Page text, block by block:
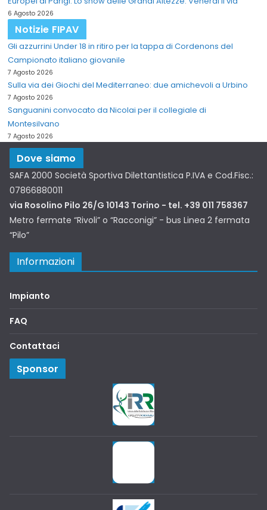
6 Agosto 2026
Notizie FIPAV
Gli azzurrini Under 18 in ritiro per la tappa di Cordenons del
Campionato italiano giovanile
7 Agosto 2026
Sulla via dei Giochi del Mediterraneo: due amichevoli a Urbino
7 Agosto 2026
Sanguanini convocato da Nicolai per il collegiale di
Montesilvano
7 Agosto 2026
Dove siamo
SAFA 2000 Società Sportiva Dilettantistica P.IVA e Cod.Fisc.:
07866880011
via Rosolino Pilo 26/G 10143 Torino - tel. +39 011 758367
Metro fermate “Rivoli” o “Racconigi” - bus Linea 2 fermata
“Pilo”
Informazioni
Impianto
FAQ
Contattaci
Sponsor